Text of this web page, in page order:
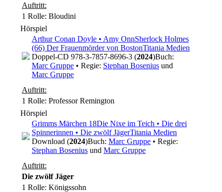
Auftritt:
1 Rolle: Bloudini
Hörspiel
Arthur Conan Doyle • Amy OnnSherlock Holmes
(66) Der Frauenmörder von BostonTitania Medien
Doppel-CD 978-3-7857-8696-3 (2024)Buch:
Marc Gruppe• Regie: Stephan Boseniusund
Marc Gruppe
Auftritt:
1 Rolle: Professor Remington
Hörspiel
Grimms Märchen 18Die Nixe im Teich • Die drei
Spinnerinnen • Die zwölf JägerTitania Medien
Download (2024)Buch: Marc Gruppe• Regie:
Stephan Boseniusund Marc Gruppe
Auftritt:
Die zwölf Jäger
1 Rolle: Königssohn